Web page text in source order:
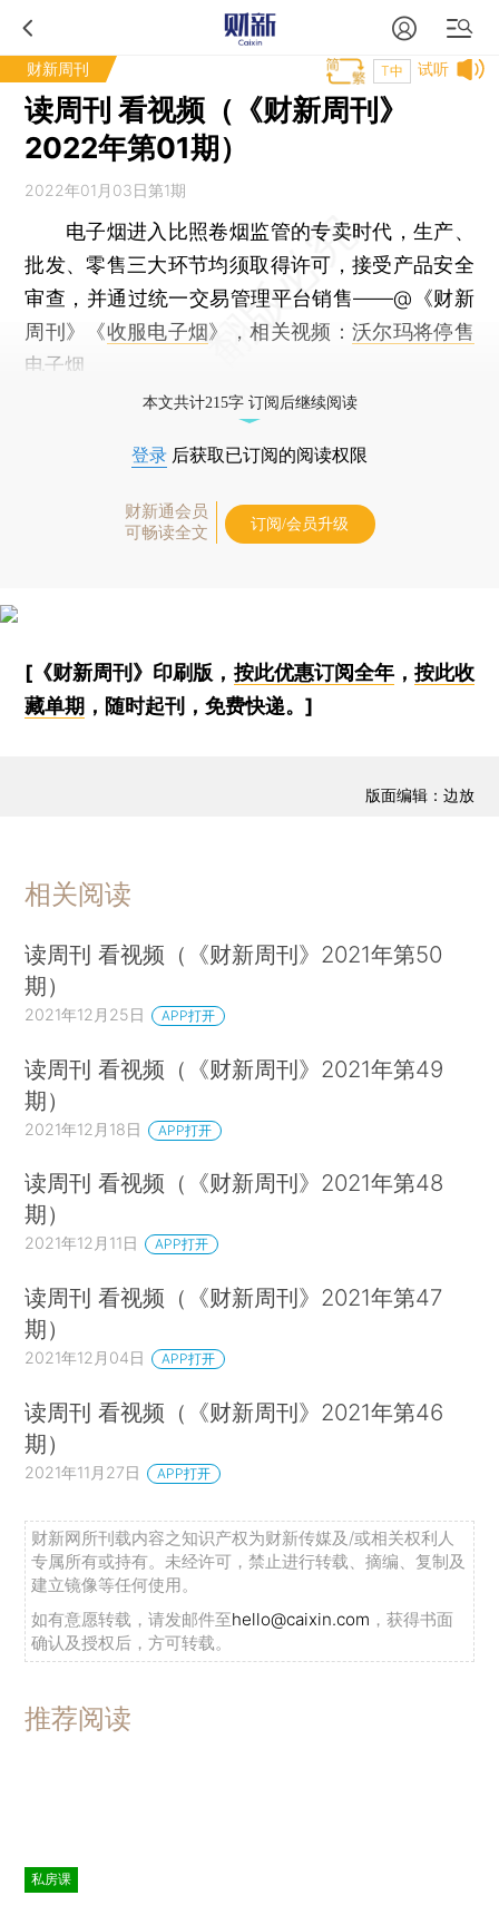
财新周刊 试听
T中
读周刊 看视频（《财新周刊》
2022年第01期）
2022年01月03日第1期
电子烟进入比照卷烟监管的专卖时代，生产、
批发、零售三大环节均须取得许可，接受产品安全
审查，并通过统一交易管理平台销售——@《财新
周刊》《收服电子烟》，相关视频： 沃尔玛将停售
电子烟
本文共计215字 订阅后继续阅读
登录 后获取已订阅的阅读权限
财新通会员
可畅读全文
订阅/会员升级
[《财新周刊》印刷版， 按此优惠订阅全年， 按此收
藏单期 ，随时起刊，免费快递。]
版面编辑：边放
相关阅读
读周刊 看视频（《财新周刊》2021年第50
期）
2021年12月25日 APP打开
读周刊 看视频（《财新周刊》2021年第49
期）
2021年12月18日 APP打开
读周刊 看视频（《财新周刊》2021年第48
期）
2021年12月11日 APP打开
读周刊 看视频（《财新周刊》2021年第47
期）
2021年12月04日 APP打开
读周刊 看视频（《财新周刊》2021年第46
期）
2021年11月27日 APP打开
财新网所刊载内容之知识产权为财新传媒及/或相关权利人
专属所有或持有。未经许可，禁止进行转载、摘编、复制及
建立镜像等任何使用。
如有意愿转载，请发邮件至hello@caixin.com ，获得书面
确认及授权后，方可转载。
推荐阅读
私房课